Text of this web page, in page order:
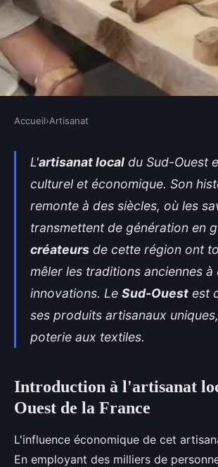
Artisanat local :
les créateurs du Sud-
France
31 janvier 2025 4 min de lecture
Accueil›Artisanat
L'artisanat local du Sud-Ouest
culturel et économique. Son
remonte à des siècles, où les
transmettent de génération en
créateurs de cette région ont
mêler les traditions anciennes à
innovations. Le Sud-Ouest est
ses produits artisanaux
poterie aux textiles.
Introduction à l'artisanat
Ouest de la France
L'influence économique de cet
En employant des milliers de